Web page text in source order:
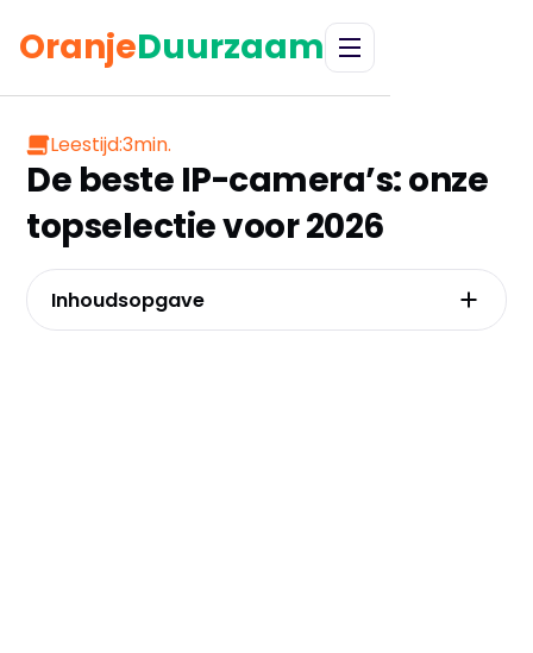
OranjeDuurzaam
Leestijd:3min.
De beste IP-camera’s: onze
topselectie voor 2026
Inhoudsopgave